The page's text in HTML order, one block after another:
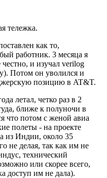
тележка.
как то,
работник. 3 месяца я
и изучал verilog
Потом он уволился и
позицию в AT&T.
летал, четко раз в 2
ближе к полуночи в
что потом с женой авиа
полеты - на проекте
из Индии, около 35
не делая, так как им не
технический
или скорее всего,
доступ им не дала).